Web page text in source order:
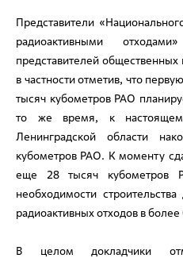
Представители
радиоактивными
представителей общественных
в частности отметив, что
тысяч кубометров РАО
то же время, к
Ленинградской области
кубометров РАО. К моменту
еще 28 тысяч кубометров
необходимости
радиоактивных отходов в
В целом докладчики